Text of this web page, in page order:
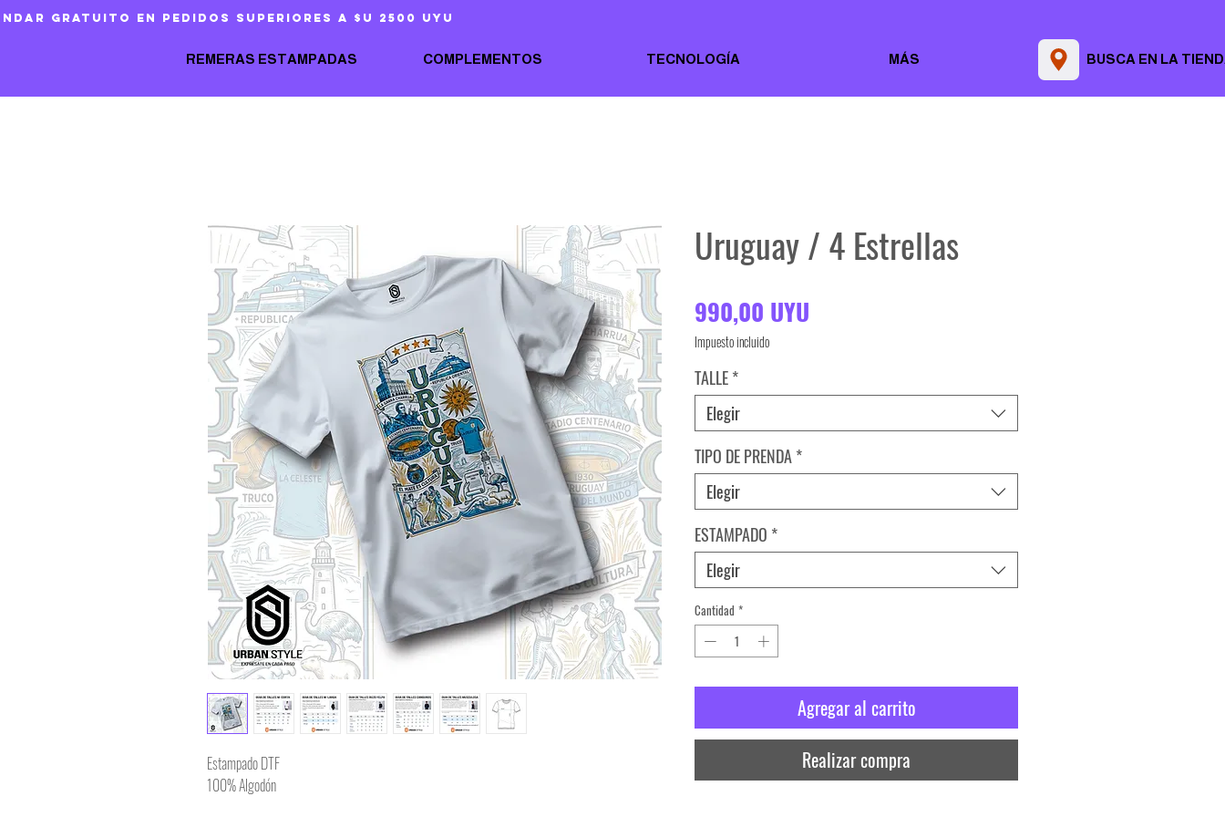
gratuito en pedidos superiores a $U 2500 uyu
REMERAS ESTAMPADAS COMPLEMENTOS TECNOLOGÍA MÁS BUSCA EN LA
Estampado DTF
100% Algodón
Uruguay / 4 Estrellas
990,00 UYU
Impuesto incluido
TALLE*
Elegir
TIPO DE PRENDA*
Elegir
ESTAMPADO *
Elegir
Cantidad *
Agregar al carrito
Realizar compra